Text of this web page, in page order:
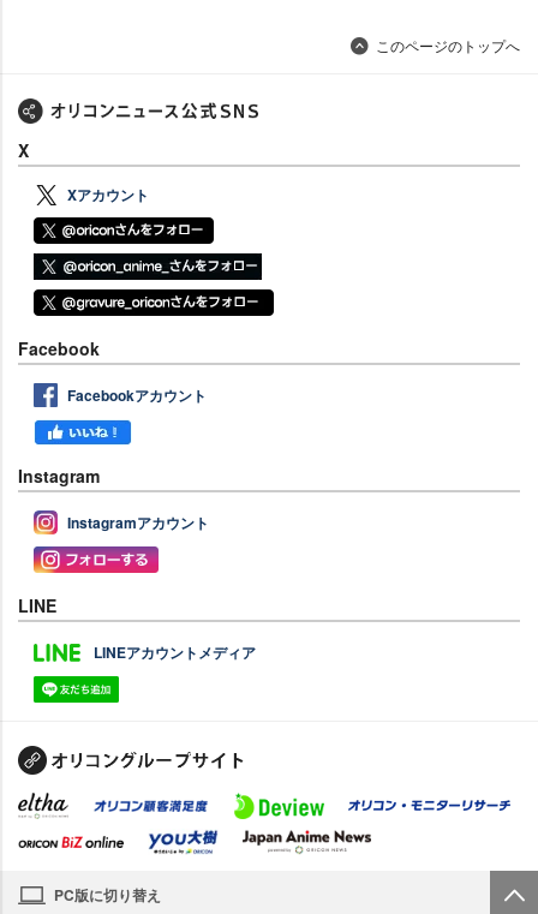
このページのトップへ
X
Xアカウント
Facebook
Facebookアカウント
Instagram
Instagramアカウント
LINE
LINEアカウントメディア
PC版に切り替え